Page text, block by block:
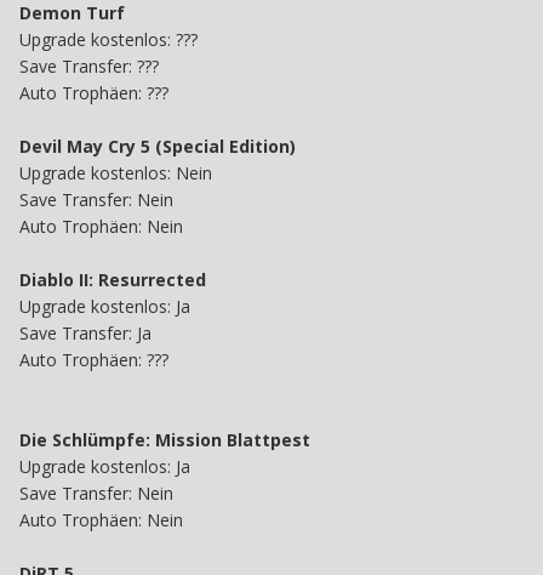
Demon Turf
Upgrade kostenlos: ???
Save Transfer: ???
Auto Trophäen: ???
Devil May Cry 5 (Special Edition)
Upgrade kostenlos: Nein
Save Transfer: Nein
Auto Trophäen: Nein
Diablo II: Resurrected
Upgrade kostenlos: Ja
Save Transfer: Ja
Auto Trophäen: ???
Die Schlümpfe: Mission Blattpest
Upgrade kostenlos: Ja
Save Transfer: Nein
Auto Trophäen: Nein